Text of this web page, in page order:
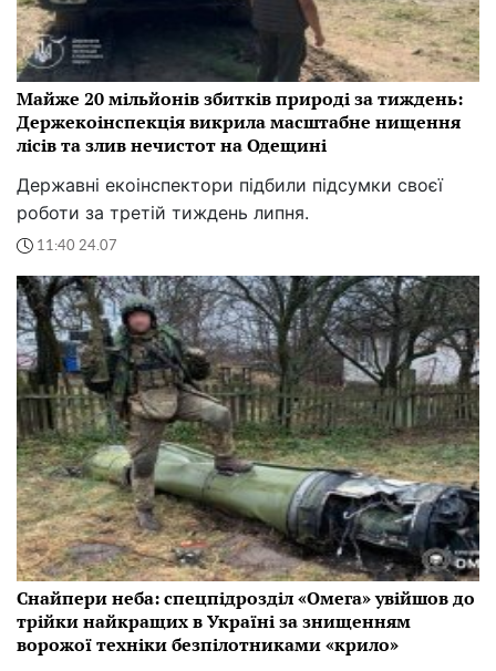
Майже 20 мільйонів збитків природі за тиждень:
Держекоінспекція викрила масштабне нищення
лісів та злив нечистот на Одещині
Державні екоінспектори підбили підсумки своєї
роботи за третій тиждень липня.
11:40 24.07
Снайпери неба: спецпідрозділ «Омега» увійшов до
трійки найкращих в Україні за знищенням
ворожої техніки безпілотниками «крило»